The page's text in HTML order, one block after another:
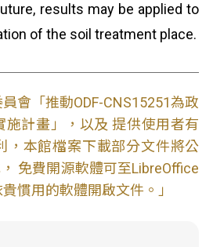
results may be applied to
of the soil treatment place.
會「推動ODF-CNS15251為政
施計畫」，以及 提供使用者有
，本館檔案下載部分文件將公
免費開源軟體可至LibreOffice
慣用的軟體開啟文件。」